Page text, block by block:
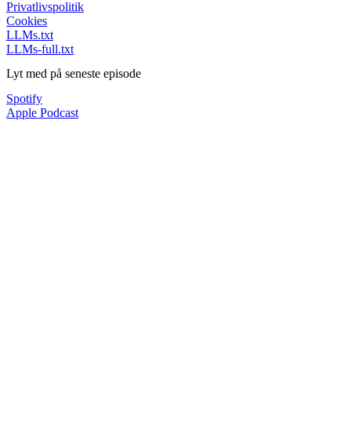
Privatlivspolitik
Cookies
LLMs.txt
LLMs-full.txt
Lyt med på seneste episode
Spotify
Apple Podcast